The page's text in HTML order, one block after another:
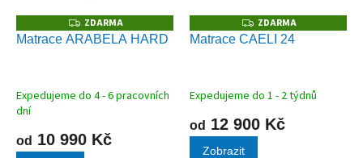
Z
D
A
ZDARMA
Matrace ARABELA HARD
Expedujeme do 4 - 6 pracovních
dní
od 10 990 Kč
Z
D
A
ZDARMA
Matrace CAELI 24
Expedujeme do 1 - 2 týdnů
od 12 900 Kč
Zobrazit